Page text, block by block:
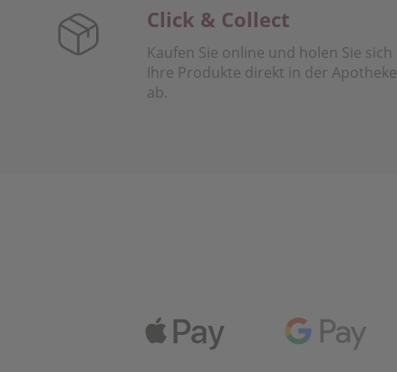
Click & Collect
Kaufen Sie online und holen Sie sich
Ihre Produkte direkt in der Apotheke
ab.